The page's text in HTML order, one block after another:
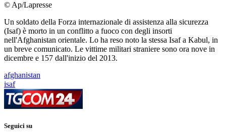
© Ap/Lapresse
Un soldato della Forza internazionale di assistenza alla sicurezza
(Isaf) è morto in un conflitto a fuoco con degli insorti
nell'Afghanistan orientale. Lo ha reso noto la stessa Isaf a Kabul, in
un breve comunicato. Le vittime militari straniere sono ora nove in
dicembre e 157 dall'inizio del 2013.
afghanistan
isaf
Seguici su